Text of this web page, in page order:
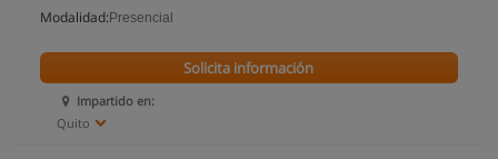
Modalidad: Presencial
Impartido en:
Quito
Solicita información